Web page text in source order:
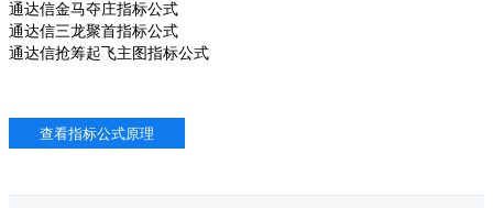
通达信金马夺庄指标公式
通达信三龙聚首指标公式
通达信抢筹起飞主图指标公式